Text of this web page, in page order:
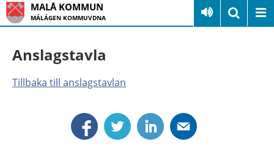
MALÅ KOMMUN
MÁLÁGEN KOMMUVDNA
Anslagstavla
Tillbaka till anslagstavlan